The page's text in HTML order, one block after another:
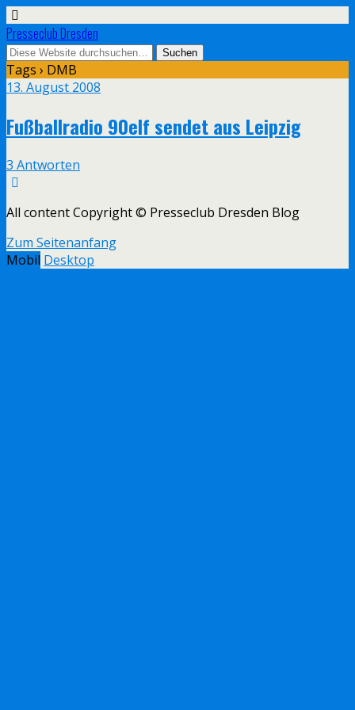
Presseclub Dresden
Tags › DMB
13. August 2008
Fußballradio 90elf sendet aus Leipzig
3 Antworten
All content Copyright © Presseclub Dresden Blog
Zum Seitenanfang
Mobil Desktop